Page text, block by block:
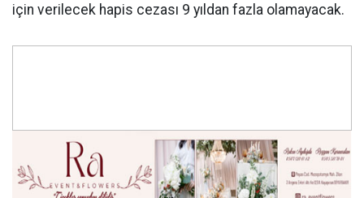
için verilecek hapis cezası 9 yıldan fazla olamayacak.